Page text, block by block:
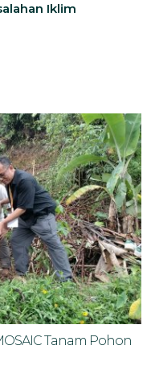
Iklim
Tanam Pohon